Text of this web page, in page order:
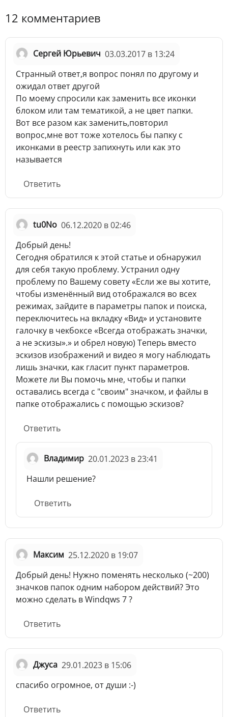
12 комментариев
Сергей Юрьевич 03.03.2017 в 13:24
Странный ответ,я вопрос понял по другому и
ожидал ответ другой
По моему спросили как заменить все иконки
блоком или там тематикой, а не цвет папки.
Вот все разом как заменить,повторил
вопрос,мне вот тоже хотелось бы папку с
иконками в реестр запихнуть или как это
называется
Ответить
tu0No 06.12.2020 в 02:46
Добрый день!
Сегодня обратился к этой статье и обнаружил
для себя такую проблему. Устранил одну
проблему по Вашему совету «Если же вы хотите,
чтобы изменённый вид отображался во всех
режимах, зайдите в параметры папок и поиска,
переключитесь на вкладку «Вид» и установите
галочку в чекбоксе «Всегда отображать значки,
а не эскизы».» и обрел новую) Теперь вместо
эскизов изображений и видео я могу наблюдать
лишь значки, как гласит пункт параметров.
Можете ли Вы помочь мне, чтобы и папки
оставались всегда с "своим" значком, и файлы в
папке отображались с помощью эскизов?
Ответить
Владимир 20.01.2023 в 23:41
Нашли решение?
Ответить
Максим 25.12.2020 в 19:07
Добрый день! Нужно поменять несколько (~200)
значков папок одним набором действий? Это
можно сделать в Windqws 7 ?
Ответить
Джуса 29.01.2023 в 15:06
спасибо огромное, от души :-)
Ответить